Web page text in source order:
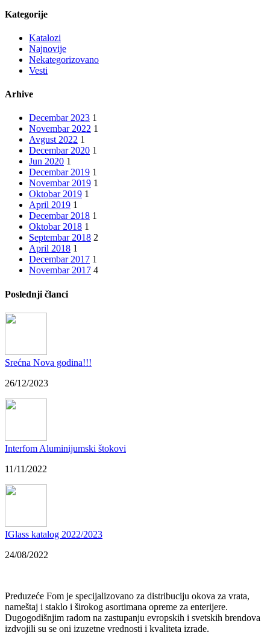
Kategorije
Katalozi
Najnovije
Nekategorizovano
Vesti
Arhive
Decembar 2023 1
Novembar 2022 1
Avgust 2022 1
Decembar 2020 1
Jun 2020 1
Decembar 2019 1
Novembar 2019 1
Oktobar 2019 1
April 2019 1
Decembar 2018 1
Oktobar 2018 1
Septembar 2018 2
April 2018 1
Decembar 2017 1
Novembar 2017 4
Poslednji članci
Srećna Nova godina!!!
26/12/2023
Interfom Aluminijumski štokovi
11/11/2022
IGlass katalog 2022/2023
24/08/2022
Preduzeće Fom je specijalizovano za distribuciju okova za vrata,
nameštaj i staklo i širokog asortimana opreme za enterijere.
Dugogodišnjim radom na zastupanju evropskih i svetskih brendova
izdvojili su se oni izuzetne vrednosti i kvaliteta izrade.